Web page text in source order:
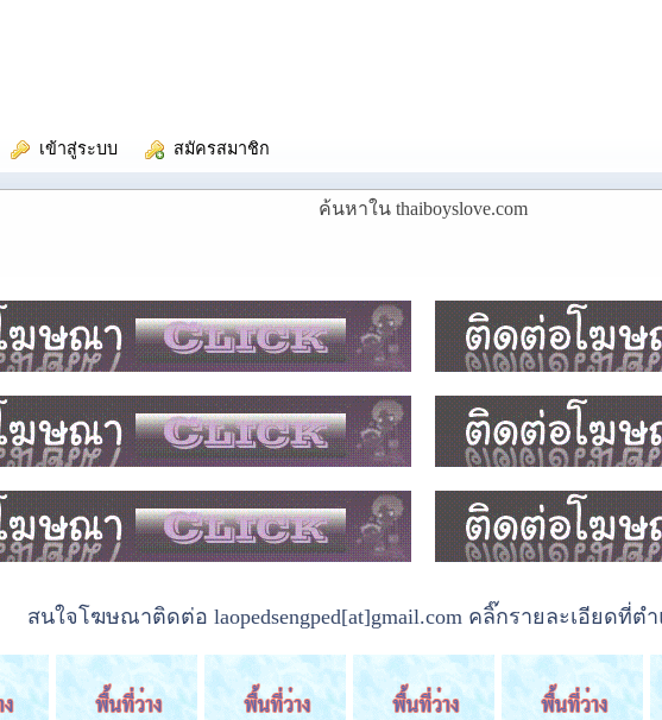
เข้าสู่ระบบ สมัครสมาชิก
ค้นหาใน thaiboyslove.com
สนใจโฆษณาติดต่อ laopedsengped[at]gmail.com คลิ๊กรายละเอียดที่ต